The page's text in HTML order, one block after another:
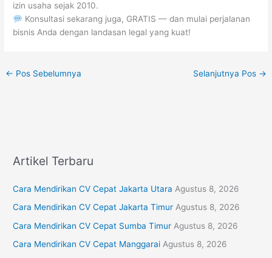
izin usaha sejak 2010.
Konsultasi sekarang juga, GRATIS — dan mulai perjalanan
bisnis Anda dengan landasan legal yang kuat!
← Pos Sebelumnya Selanjutnya Pos →
Artikel Terbaru
Cara Mendirikan CV Cepat Jakarta Utara Agustus 8, 2026
Cara Mendirikan CV Cepat Jakarta Timur Agustus 8, 2026
Cara Mendirikan CV Cepat Sumba Timur Agustus 8, 2026
Cara Mendirikan CV Cepat Manggarai Agustus 8, 2026